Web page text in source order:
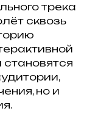
трека
сквозь
но и